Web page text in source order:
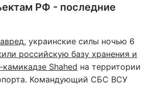
РФ - последние
, украинские силы ночью 6
российскую базу хранения и
Shahed на территории
Командующий СБС ВСУ